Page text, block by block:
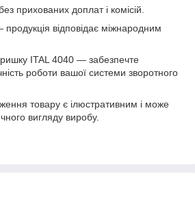
прихованих доплат і комісій.
продукція відповідає міжнародним
ITAL 4040 — забезпечте
роботи вашої системи зворотного
товару є ілюстративним і може
вигляду виробу.